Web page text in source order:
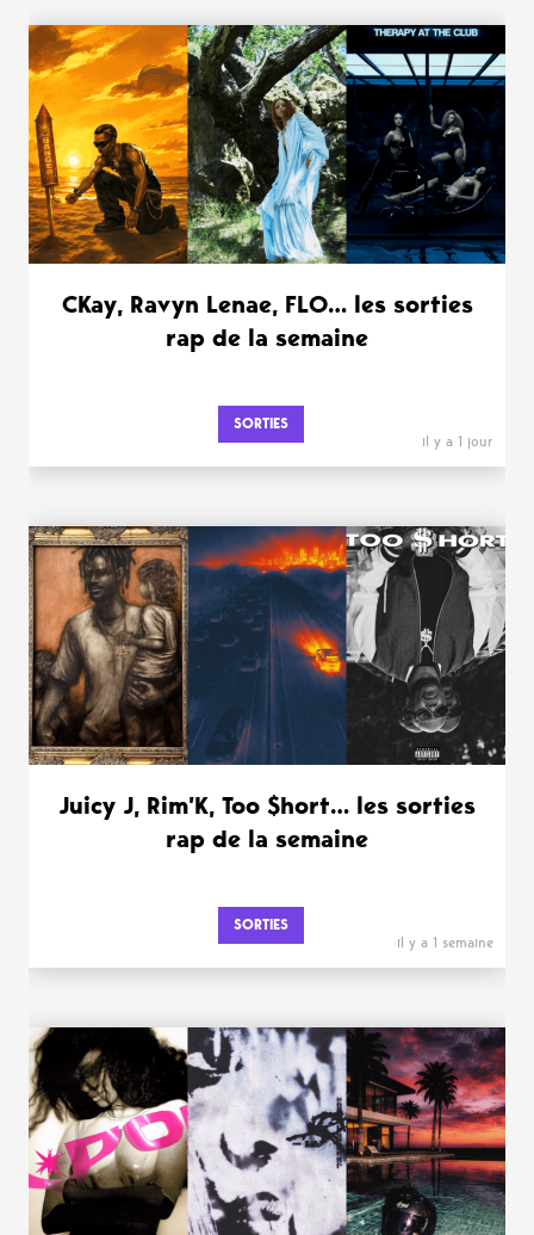
WANT MORE ?
CKay, Ravyn Lenae, FLO… les sorties
rap de la semaine
SORTIES
il y a 1 jour
Juicy J, Rim’K, Too $hort… les sorties
rap de la semaine
SORTIES
il y a 1 semaine